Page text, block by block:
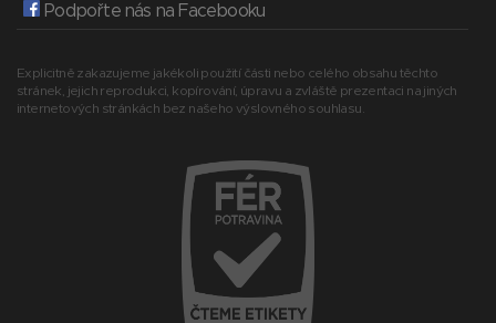
Podpořte nás na Facebooku
Explicitně zakazujeme jakékoli použití části nebo celého obsahu těchto
stránek, jejich reprodukci, kopírování, úpravu a zvláště prezentaci na jiných
internetových stránkách bez našeho výslovného souhlasu.